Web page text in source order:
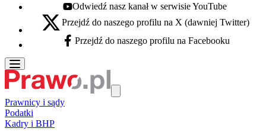
Youtube - otwiera się w nowej karcie
Odwiedź nasz kanał w serwisie YouTube
X - otwiera się w nowej karcie
Przejdź do naszego profilu na X (dawniej Twitter)
Facebook - otwiera się w nowej karcie
Przejdź do naszego profilu na Facebooku
Prawnicy i sądy
Podatki
Kadry i BHP